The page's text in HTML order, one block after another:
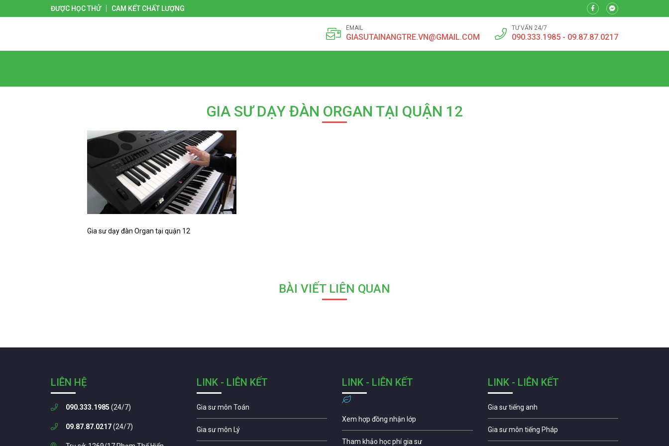
ĐƯỢC HỌC THỬ CAM KẾT CHẤT LƯỢNG
EMAIL
GIASUTAINANGTRE.VN@GMAIL.COM
TƯ VẤN 24/7
090.333.1985 - 09.87.87.0217
GIA SƯ DẠY ĐÀN ORGAN TẠI QUẬN 12
Gia sư dạy đàn Organ tại quận 12
BÀI VIẾT LIÊN QUAN
LIÊN HỆ
090.333.1985 (24/7)
09.87.87.0217(24/7)
LINK - LIÊN KẾT
Gia sư môn Toán
Gia sư môn Lý
LINK - LIÊN KẾT
Xem hợp đồng nhận lớp
Tham khảo học phí gia sư
LINK - LIÊN KẾT
Gia sư tiếng anh
Gia sư môn tiếng Pháp